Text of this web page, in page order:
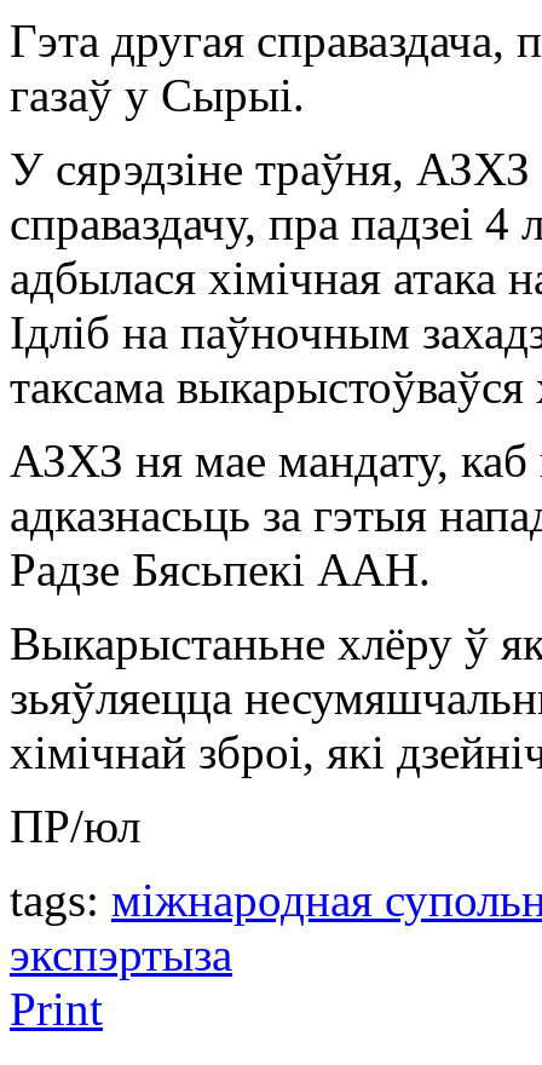
Гэта другая
газаў у Сырыі.
У сярэдзіне траўня,
справаздачу, пра падзеі
адбылася хімічная атака
Ідліб на паўночным
таксама выкарыстоўваўся
АЗХЗ ня мае мандату, каб
адказнасьць за гэтыя
Радзе Бясьпекі ААН.
Выкарыстаньне хлёру ў
зьяўляецца
хімічнай зброі, які
ПР/юл
tags: міжнародная
экспэртызa
Print